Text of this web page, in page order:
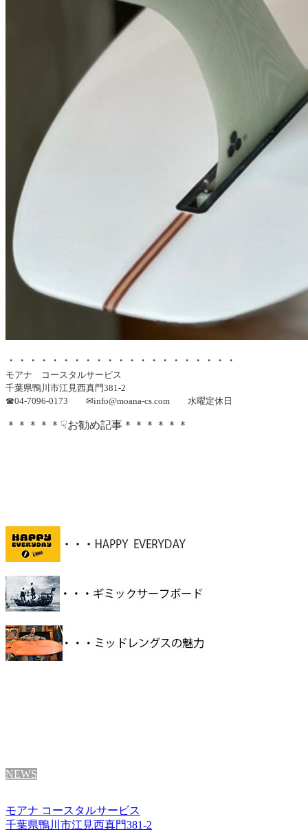
・・・・・・・・・・・・・・・・・・・・・
モアナ コースタルサービス
千葉県鴨川市江見西真門381-2
☎04-7096-0173 ✉info@moana-cs.com 水曜定休日
＊＊＊＊＊☟お勧め記事＊＊＊＊＊＊
NEWS
モアナ コースタルサービス
千葉県鴨川市江見西真門381-2